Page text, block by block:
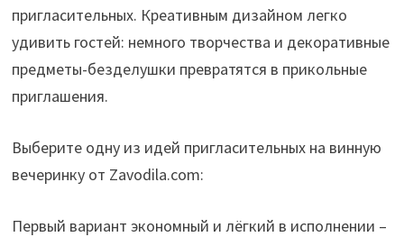
пригласительных. Креативным дизайном легко
удивить гостей: немного творчества и декоративные
предметы-безделушки превратятся в прикольные
приглашения.
Выберите одну из идей пригласительных на винную
вечеринку от Zavodila.com:
Первый вариант экономный и лёгкий в исполнении –